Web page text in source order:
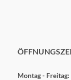
Montag - Freitag: